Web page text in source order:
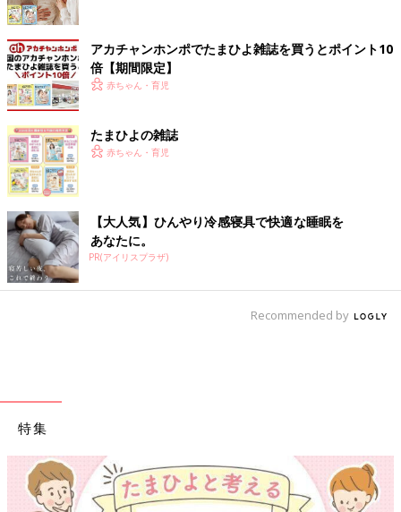
アカチャンホンポでたまひよ雑誌を買うとポイント10
倍【期間限定】
赤ちゃん・育児
たまひよの雑誌
赤ちゃん・育児
【大人気】ひんやり冷感寝具で快適な睡眠を
あなたに。
PR(アイリスプラザ)
Recommended by
特集